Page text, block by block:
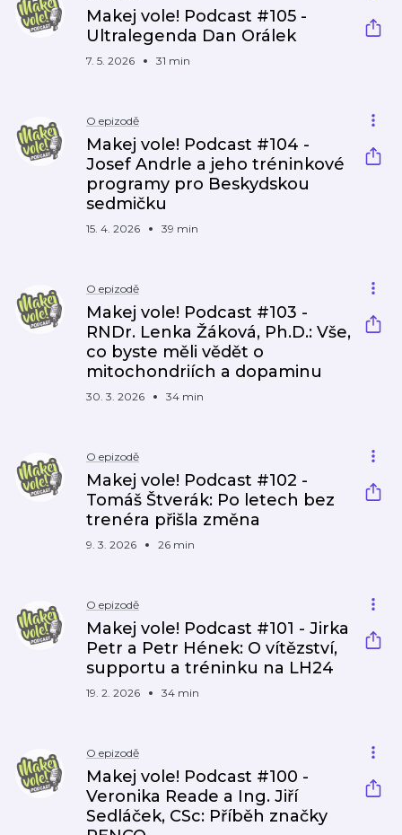
Makej vole! Podcast #105 -
Ultralegenda Dan Orálek
7. 5. 2026 31 min
O epizodě
Makej vole! Podcast #104 -
Josef Andrle a jeho tréninkové
programy pro Beskydskou
sedmičku
15. 4. 2026 39 min
O epizodě
Makej vole! Podcast #103 -
RNDr. Lenka Žáková, Ph.D.: Vše,
co byste měli vědět o
mitochondriích a dopaminu
30. 3. 2026 34 min
O epizodě
Makej vole! Podcast #102 -
Tomáš Štverák: Po letech bez
trenéra přišla změna
9. 3. 2026 26 min
O epizodě
Makej vole! Podcast #101 - Jirka
Petr a Petr Hének: O vítězství,
supportu a tréninku na LH24
19. 2. 2026 34 min
O epizodě
Makej vole! Podcast #100 -
Veronika Reade a Ing. Jiří
Sedláček, CSc: Příběh značky